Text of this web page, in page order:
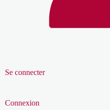
Se connecter
Connexion